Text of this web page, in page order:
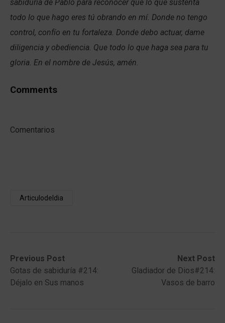
sabiduría de Pablo para reconocer que lo que sustenta
todo lo que hago eres tú obrando en mí. Donde no tengo
control, confío en tu fortaleza. Donde debo actuar, dame
diligencia y obediencia. Que todo lo que haga sea para tu
gloria. En el nombre de Jesús, amén.
Comments
Comentarios
Articulodeldia
Post
navigation
Previous Post
Previous
post:Gotas de sabiduría #214:
Déjalo en Sus manos
Next Post
Next
post:
Gladiador de Dios#214:
Vasos de barro